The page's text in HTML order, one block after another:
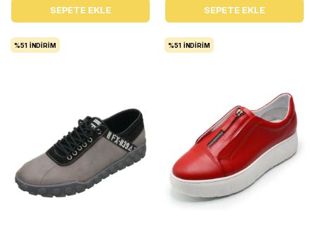
SEPETE EKLE SEPETE EKLE
%51 İNDIRIM %51 İNDIRIM